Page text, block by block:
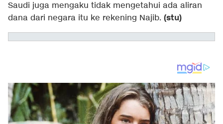
Saudi juga mengaku tidak mengetahui ada aliran
dana dari negara itu ke rekening Najib. (stu)